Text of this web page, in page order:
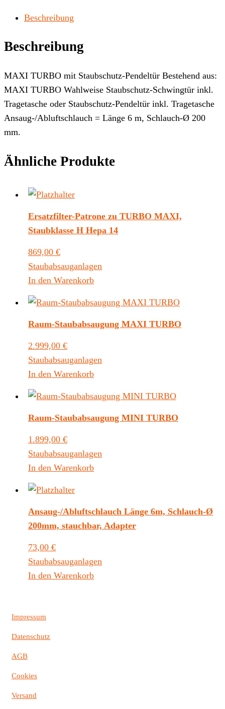
Beschreibung
Beschreibung
MAXI TURBO mit Staubschutz-Pendeltür Bestehend aus:
MAXI TURBO Wahlweise Staubschutz-Schwingtür inkl.
Tragetasche oder Staubschutz-Pendeltür inkl. Tragetasche
Ansaug-/Abluftschlauch = Länge 6 m, Schlauch-Ø 200
mm.
Ähnliche Produkte
Ersatzfilter-Patrone zu TURBO MAXI,
Staubklasse H Hepa 14
869,00 €
Staubabsauganlagen
In den Warenkorb
Raum-Staubabsaugung MAXI TURBO
2.999,00 €
Staubabsauganlagen
In den Warenkorb
Raum-Staubabsaugung MINI TURBO
1.899,00 €
Staubabsauganlagen
In den Warenkorb
Ansaug-/Abluftschlauch Länge 6m, Schlauch-Ø
200mm, stauchbar, Adapter
73,00 €
Staubabsauganlagen
In den Warenkorb
Impressum
Datenschutz
AGB
Cookies
Versand